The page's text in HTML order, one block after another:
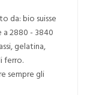
da: bio suisse
a 2880 - 3840
gelatina,
ferro.
sempre gli